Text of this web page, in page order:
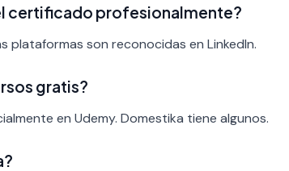
certificado profesionalmente?
plataformas son reconocidas en LinkedIn.
gratis?
en Udemy. Domestika tiene algunos.